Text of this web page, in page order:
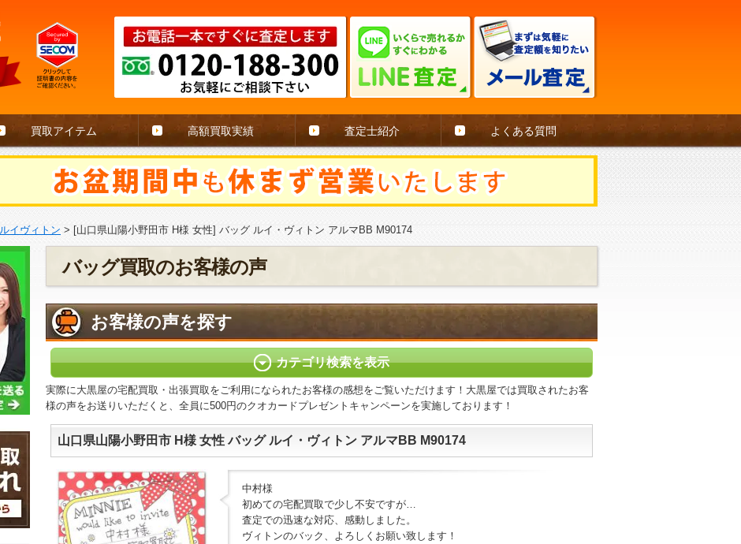
買取アイテム 高額買取実績 査定士紹介 よくある質問
ルイヴィトン > [山口県山陽小野田市 H様 女性] バッグ ルイ・ヴィトン アルマBB M90174
バッグ買取のお客様の声
お客様の声を探す
カテゴリ検索を表示
実際に大黒屋の宅配買取・出張買取をご利用になられたお客様の感想をご覧いただけます！大黒屋では買取されたお客
様の声をお送りいただくと、全員に500円のクオカードプレゼントキャンペーンを実施しております！
山口県山陽小野田市 H様 女性 バッグ ルイ・ヴィトン アルマBB M90174
中村様
初めての宅配買取で少し不安ですが…
査定での迅速な対応、感動しました。
ヴィトンのバック、よろしくお願い致します！